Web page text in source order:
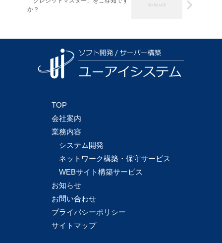
か？
TOP
会社案内
業務内容
システム開発
ネットワーク構築・保守サービス
WEBサイト構築サービス
お知らせ
お問い合わせ
プライバシーポリシー
サイトマップ